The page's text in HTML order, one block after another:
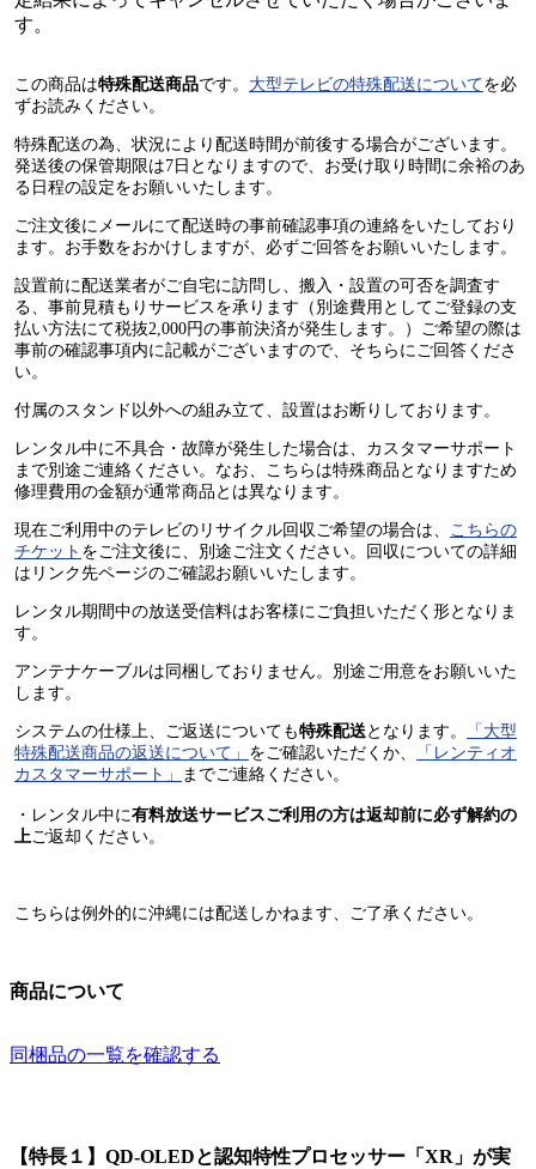
す。
この商品は特殊配送商品です。 大型テレビの特殊配送についてを必
ずお読みください。
特殊配送の為、状況により配送時間が前後する場合がございます。
発送後の保管期限は7日となりますので、お受け取り時間に余裕のあ
る日程の設定をお願いいたします。
ご注文後にメールにて配送時の事前確認事項の連絡をいたしており
ます。お手数をおかけしますが、必ずご回答をお願いいたします。
設置前に配送業者がご自宅に訪問し、搬入・設置の可否を調査す
る、事前見積もりサービスを承ります（別途費用としてご登録の支
払い方法にて税抜2,000円の事前決済が発生します。）ご希望の際は
事前の確認事項内に記載がございますので、そちらにご回答くださ
い。
付属のスタンド以外への組み立て、設置はお断りしております。
レンタル中に不具合・故障が発生した場合は、カスタマーサポート
まで別途ご連絡ください。なお、こちらは特殊商品となりますため
修理費用の金額が通常商品とは異なります。
現在ご利用中のテレビのリサイクル回収ご希望の場合は、 こちらの
チケット をご注文後に、別途ご注文ください。回収についての詳細
はリンク先ページのご確認お願いいたします。
レンタル期間中の放送受信料はお客様にご負担いただく形となりま
す。
アンテナケーブルは同梱しておりません。 別途ご用意をお願いいた
します。
システムの仕様上、 ご返送についても特殊配送となります。
「大型
特殊配送商品の返送について」 をご確認いただくか、
「レンティオ
カスタマーサポート」
までご連絡ください。
・レンタル中に有料放送サービスご利用の方は返却前に必ず解約の
上ご返却ください。
こちらは例外的に沖縄には配送しかねます、ご了承ください。
商品について
同梱品の一覧を確認する
【特長１】QD-OLEDと認知特性プロセッサー「XR」が実